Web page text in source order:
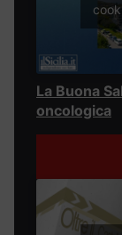
La Buona
oncologica